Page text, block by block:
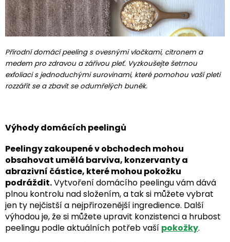
Přírodní domácí peeling s ovesnými vločkami, citronem a
medem pro zdravou a zářivou pleť. Vyzkoušejte šetrnou
exfoliaci s jednoduchými surovinami, které pomohou vaší pleti
rozzářit se a zbavit se odumřelých buněk.
Výhody domácích peelingů
Peelingy zakoupené v obchodech mohou
obsahovat umělá barviva, konzervanty a
abrazivní částice, které mohou pokožku
podráždit.Vytvoření domácího peelingu vám dává
plnou kontrolu nad složením, a tak si můžete vybrat
jen ty nejčistší a nejpřirozenější ingredience. Další
výhodou je, že si můžete upravit konzistenci a hrubost
peelingu podle aktuálních potřeb vaší pokožky.